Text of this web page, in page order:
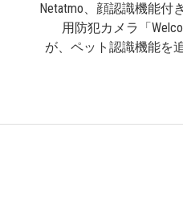
Netatmo、顔認識機能付
用防犯カメラ「
が、ペット認識機能を